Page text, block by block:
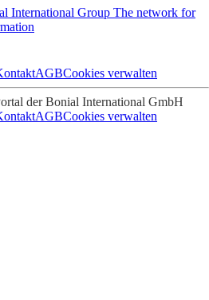
International Group The network for
AGBCookies verwalten
der Bonial International GmbH
AGBCookies verwalten